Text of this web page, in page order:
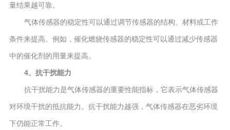
量结果越可靠。
气体传感器的稳定性可以通过调节传感器的结构、材料或工作
条件来提高。例如，催化燃烧传感器的稳定性可以通过减少传感器
中的催化剂的用量来提高。
4、抗干扰能力
抗干扰能力是气体传感器的重要性能指标，它表示气体传感器
对环境干扰的抵抗能力。抗干扰能力越强，气体传感器在恶劣环境
下仍能正常工作。